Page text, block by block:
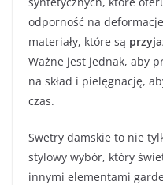
odporność na
materiały, które są
Ważne jest jednak, aby
na skład i pielęgnację,
czas.
Swetry damskie to nie
stylowy wybór, który
innymi elementami